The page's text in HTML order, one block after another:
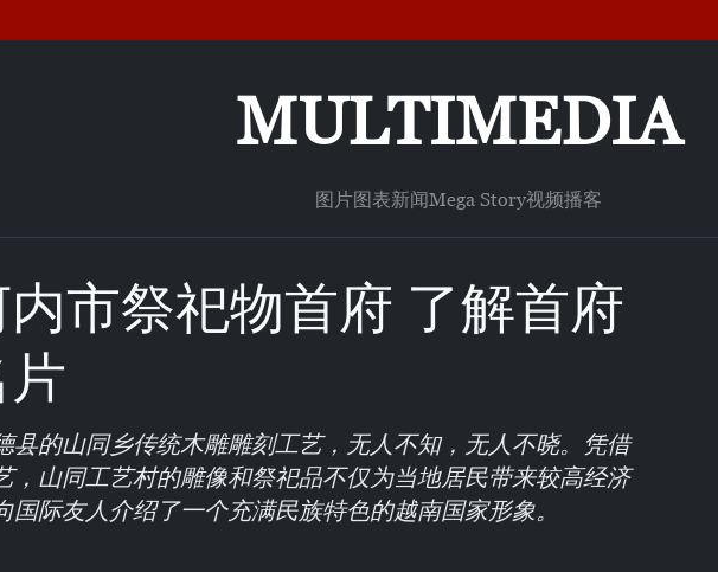
MULTIMEDIA
图片图表新闻Mega Story视频播客
市祭祀物首府 了解首府
县的山同乡传统木雕雕刻工艺，无人不知，无人不晓。凭借
，山同工艺村的雕像和祭祀品不仅为当地居民带来较高经济
国际友人介绍了一个充满民族特色的越南国家形象。